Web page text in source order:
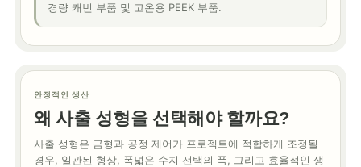
경량 캐빈 부품 및 고온용 PEEK 부품.
안정적인 생산
왜 사출 성형을 선택해야 할까요?
사출 성형은 금형과 공정 제어가 프로젝트에 적합하게 조정될
경우, 일관된 형상, 폭넓은 수지 선택의 폭, 그리고 효율적인 생